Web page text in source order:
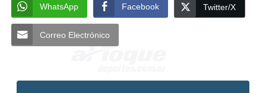
WhatsApp Facebook Twitter/X
Correo Electrónico